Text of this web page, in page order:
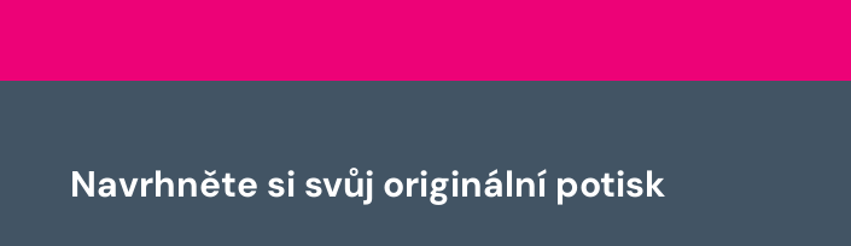
Navrhněte si svůj originální potisk